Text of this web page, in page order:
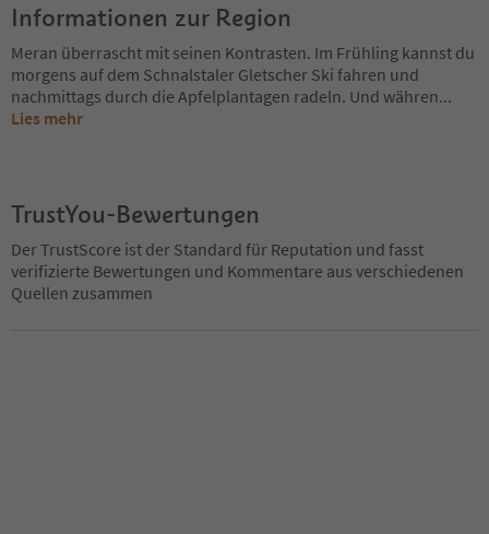
Informationen zur Region
Meran überrascht mit seinen Kontrasten. Im Frühling kannst du
morgens auf dem Schnalstaler Gletscher Ski fahren und
nachmittags durch die Apfelplantagen radeln. Und währen...
Lies mehr
TrustYou-Bewertungen
Der TrustScore ist der Standard für Reputation und fasst
verifizierte Bewertungen und Kommentare aus verschiedenen
Quellen zusammen